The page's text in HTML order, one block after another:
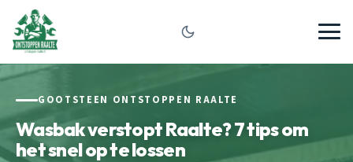
GOOTSTEEN ONTSTOPPEN RAALTE
Wasbak verstopt Raalte? 7 tips om
het snel op te lossen